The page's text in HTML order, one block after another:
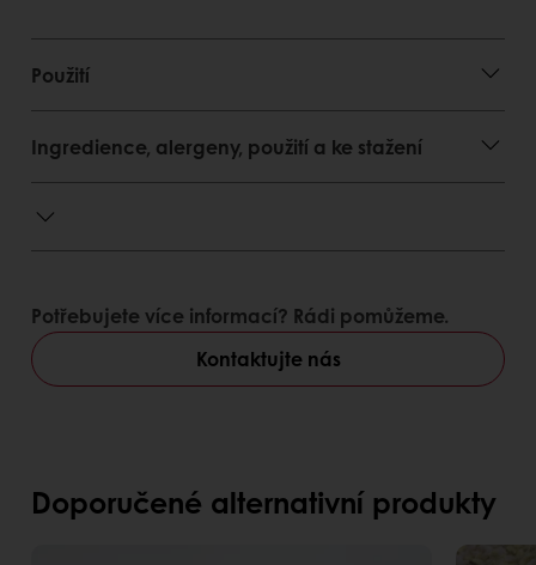
klasická výborná kobliha
Použití
Ingredience, alergeny, použití a ke stažení
Potřebujete více informací? Rádi pomůžeme.
Kontaktujte nás
Doporučené alternativní produkty